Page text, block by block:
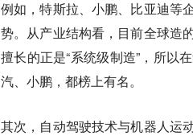
例如，特斯拉、小鹏、比亚迪等
势。从产业结构看，目前全球造
擅长的正是“系统级制造”，所以
汽、小鹏，都榜上有名。
其次，自动驾驶技术与机器人运